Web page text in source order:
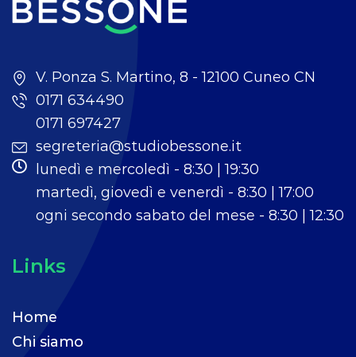
V. Ponza S. Martino, 8 - 12100 Cuneo CN
0171 634490
0171 697427
segreteria@studiobessone.it
lunedì e mercoledì - 8:30 | 19:30
martedì, giovedì e venerdì - 8:30 | 17:00
ogni secondo sabato del mese - 8:30 | 12:30
Links
Home
Chi siamo